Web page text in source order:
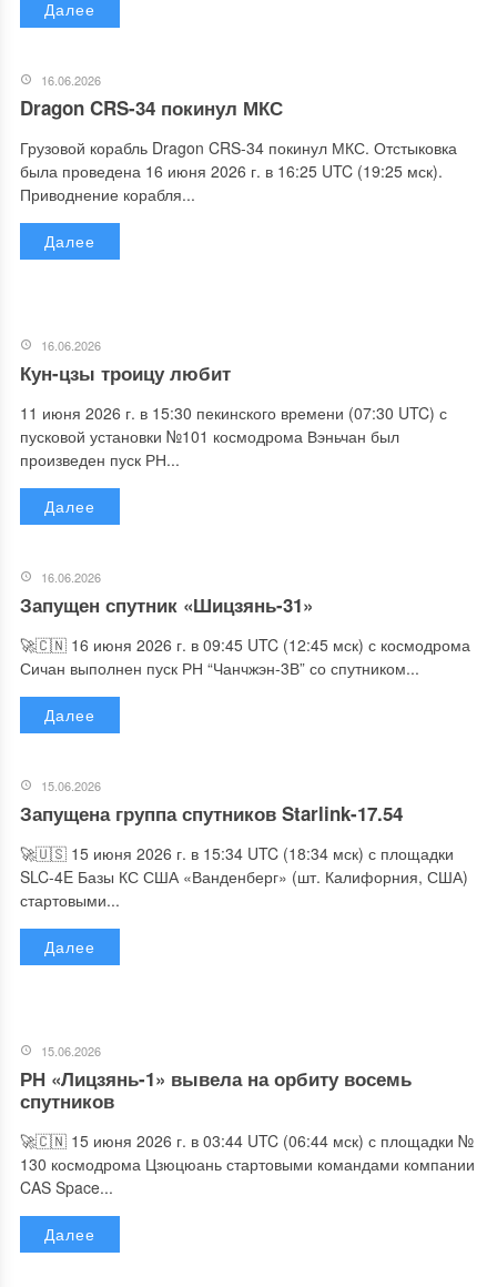
Далее
16.06.2026
Dragon CRS-34 покинул МКС
Грузовой корабль Dragon CRS-34 покинул МКС. Отстыковка
была проведена 16 июня 2026 г. в 16:25 UTC (19:25 мск).
Приводнение корабля...
Далее
16.06.2026
Кун-цзы троицу любит
11 июня 2026 г. в 15:30 пекинского времени (07:30 UTC) с
пусковой установки №101 космодрома Вэньчан был
произведен пуск РН...
Далее
16.06.2026
Запущен спутник «Шицзянь-31»
🚀🇨🇳 16 июня 2026 г. в 09:45 UTC (12:45 мск) с космодрома
Сичан выполнен пуск РН “Чанчжэн-3В” со спутником...
Далее
15.06.2026
Запущена группа спутников Starlink-17.54
🚀🇺🇸 15 июня 2026 г. в 15:34 UTC (18:34 мск) с площадки
SLC-4E Базы КС США «Ванденберг» (шт. Калифорния, США)
стартовыми...
Далее
15.06.2026
РН «Лицзянь-1» вывела на орбиту восемь
спутников
🚀🇨🇳 15 июня 2026 г. в 03:44 UTC (06:44 мск) с площадки №
130 космодрома Цзюцюань стартовыми командами компании
CAS Space...
Далее